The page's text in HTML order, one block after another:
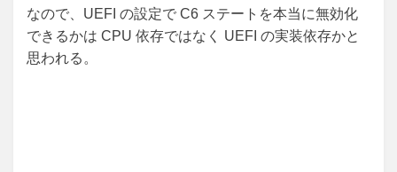
なので、UEFI の設定で C6 ステートを本当に無効化
できるかは CPU 依存ではなく UEFI の実装依存かと
思われる。